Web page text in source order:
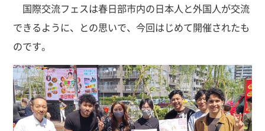
国際交流フェスは春日部市内の日本人と外国人が交流
できるように、との思いで、今回はじめて開催されたも
のです。